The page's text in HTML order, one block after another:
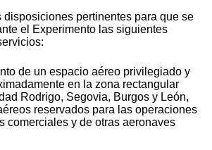
pertinentes para que se
el Experimento las siguientes
de un espacio aéreo privilegiado y
en la zona rectangular
Rodrigo, Segovia, Burgos y León,
reservados para las operaciones
comerciales y de otras aeronaves